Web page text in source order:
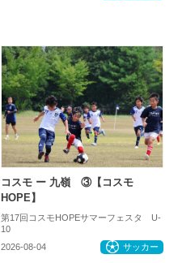
コスモ ー 九嶺 ③【コスモ
HOPE】
第17回コスモHOPEサマーフェスタ U-
10
2026-08-04
サッカー